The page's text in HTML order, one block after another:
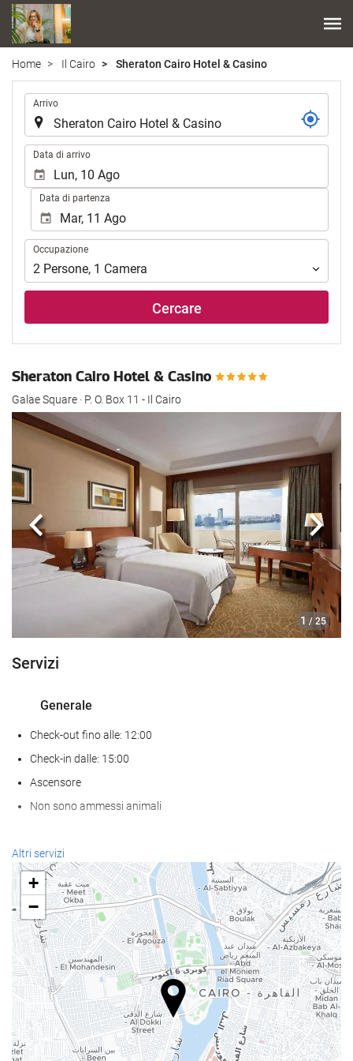
Home Il Cairo Sheraton Cairo Hotel & Casino
Arrivo
Data di arrivo
Data di partenza
Occupazione
Occupazione
2 Persone, 1 Camera
Cercare
Sheraton Cairo Hotel & Casino
Galae Square · P. O. Box 11 - Il Cairo
1 / 25
Anteriore
Servizi
Generale
Check-out fino alle: 12:00
Check-in dalle: 15:00
Ascensore
Non sono ammessi animali
Benessere
Spa
hammam
Sauna
Palestra
Pasto e bevanda
Ristorante à la carte
Bar
Altri servizi
+
−